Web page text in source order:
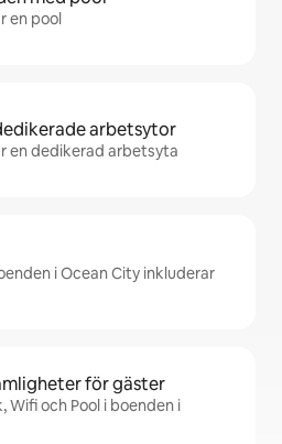
en pool
arbetsytor
en dedikerad arbetsyta
i Ocean City inkluderar
för gäster
Wifi och Pool i boenden i